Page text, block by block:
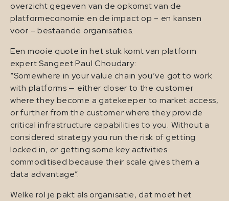
overzicht gegeven van de opkomst van de
platformeconomie en de impact op – en kansen
voor – bestaande organisaties.
Een mooie quote in het stuk komt van platform
expert Sangeet Paul Choudary:
“Somewhere in your value chain you’ve got to work
with platforms — either closer to the customer
where they become a gatekeeper to market access,
or further from the customer where they provide
critical infrastructure capabilities to you. Without a
considered strategy you run the risk of getting
locked in, or getting some key activities
commoditised because their scale gives them a
data advantage”.
Welke rol je pakt als organisatie, dat moet het